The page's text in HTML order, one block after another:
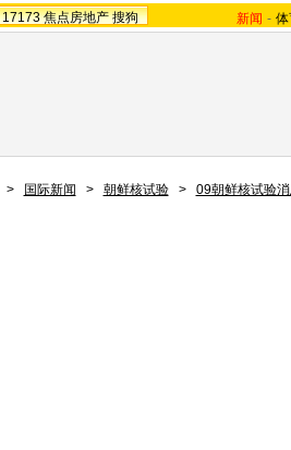
17173 焦点房地产 搜狗 新闻 -
> 国际新闻 > 朝鲜核试验 > 09朝鲜核试验